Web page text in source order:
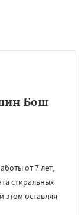
Бош
от 7 лет,
стиральных
оставляя